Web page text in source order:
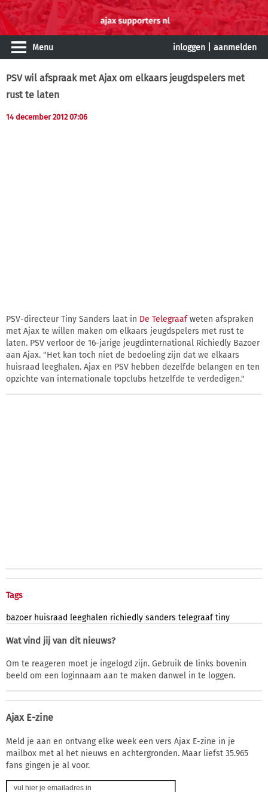
Menu inloggen aanmelden
PSV wil afspraak met Ajax om elkaars jeugdspelers met
rust te laten
14 december 2012 07:06
PSV-directeur Tiny Sanders laat in De Telegraafweten afspraken
met Ajax te willen maken om elkaars jeugdspelers met rust te
laten. PSV verloor de 16-jarige jeugdinternational Richiedly Bazoer
aan Ajax. "Het kan toch niet de bedoeling zijn dat we elkaars
huisraad leeghalen. Ajax en PSV hebben dezelfde belangen en ten
opzichte van internationale topclubs hetzelfde te verdedigen."
Tags
bazoer huisraad leeghalen richiedly sanders telegraaf tiny
Wat vind jij van dit nieuws?
Om te reageren moet je ingelogd zijn. Gebruik de links bovenin
beeld om een loginnaam aan te maken danwel in te loggen.
Ajax E-zine
Meld je aan en ontvang elke week een vers Ajax E-zine in je
mailbox met al het nieuws en achtergronden. Maar liefst 35.965
fans gingen je al voor.